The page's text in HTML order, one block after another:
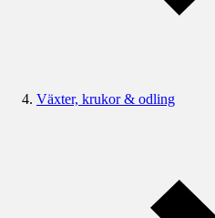
Växter, krukor & odling